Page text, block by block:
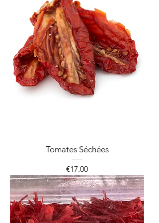
Tomates Séchées
Price
€17.00